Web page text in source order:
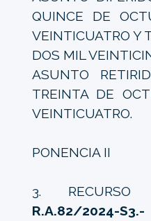
QUINCE DE
VEINTICUATRO Y
DOS MIL
ASUNTO
TREINTA DE
VEINTICUATRO.
PONENCIA II
3. RECURSO
R.A.82/2024-S3.-